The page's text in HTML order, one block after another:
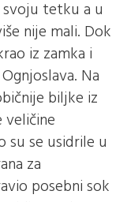
svoju tetku a u
nije mali. Dok
iz zamka i
Na
biljke iz
veličine
su se usidrile u
za
posebni sok